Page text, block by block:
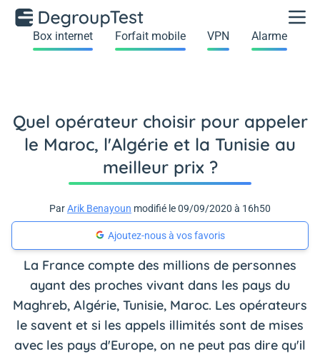
Box internet Forfait mobile VPN Alarme
Quel opérateur choisir pour appeler
le Maroc, l'Algérie et la Tunisie au
meilleur prix ?
ParArik Benayoun modifié le 09/09/2020 à 16h50
Ajoutez-nous à vos favoris
La France compte des millions de personnes
ayant des proches vivant dans les pays du
Maghreb, Algérie, Tunisie, Maroc. Les opérateurs
le savent et si les appels illimités sont de mises
avec les pays d'Europe, on ne peut pas dire qu'il